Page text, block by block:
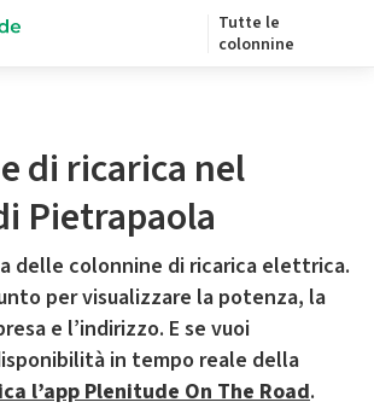
Tutte le
colonnine
di ricarica nel
Pietrapaola
delle colonnine di ricarica elettrica.
per visualizzare la potenza, la
e l’indirizzo. E se vuoi
in tempo reale della
l’app Plenitude On The Road.